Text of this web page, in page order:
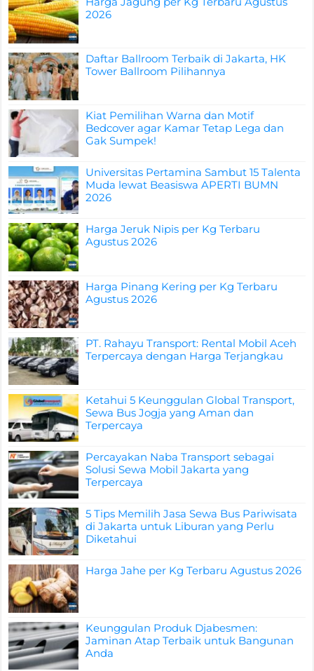
2026
Daftar Ballroom Terbaik di Jakarta, HK
Tower Ballroom Pilihannya
Kiat Pemilihan Warna dan Motif
Bedcover agar Kamar Tetap Lega dan
Gak Sumpek!
Universitas Pertamina Sambut 15 Talenta
Muda lewat Beasiswa APERTI BUMN
2026
Harga Jeruk Nipis per Kg Terbaru
Agustus 2026
Harga Pinang Kering per Kg Terbaru
Agustus 2026
PT. Rahayu Transport: Rental Mobil Aceh
Terpercaya dengan Harga Terjangkau
Ketahui 5 Keunggulan Global Transport,
Sewa Bus Jogja yang Aman dan
Terpercaya
Percayakan Naba Transport sebagai
Solusi Sewa Mobil Jakarta yang
Terpercaya
5 Tips Memilih Jasa Sewa Bus Pariwisata
di Jakarta untuk Liburan yang Perlu
Diketahui
Harga Jahe per Kg Terbaru Agustus 2026
Keunggulan Produk Djabesmen:
Jaminan Atap Terbaik untuk Bangunan
Anda